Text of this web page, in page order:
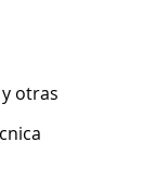
otras